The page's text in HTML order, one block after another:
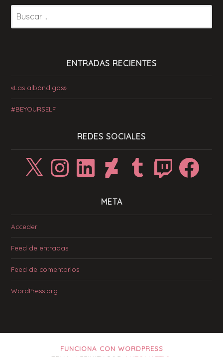
ENTRADAS RECIENTES
«Las albóndigas»
#BEYOURSELF
REDES SOCIALES
InstagramLinkedIn DeviantArtTumblr Twitch Facebook
META
Acceder
Feed de entradas
Feed de comentarios
WordPress.org
FUNCIONA CON WORDPRESS